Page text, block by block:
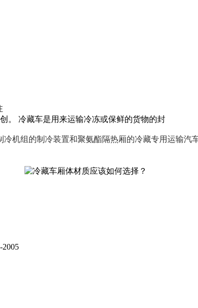
。 冷藏车是用来运输冷冻或保鲜的货物的封
机组的制冷装置和聚氨酯隔热厢的冷藏专用运输汽